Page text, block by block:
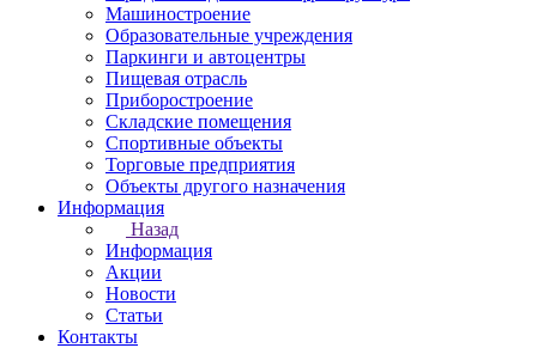
Машиностроение
Образовательные учреждения
Паркинги и автоцентры
Пищевая отрасль
Приборостроение
Складские помещения
Спортивные объекты
Торговые предприятия
Объекты другого назначения
Информация
Назад
Информация
Акции
Новости
Статьи
Контакты